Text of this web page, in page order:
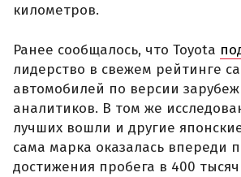
километров.
Ранее сообщалось, что Toyota
лидерство в свежем рейтинге
автомобилей по версии
аналитиков. В том же
лучших вошли и другие
сама марка оказалась впереди
достижения пробега в 400